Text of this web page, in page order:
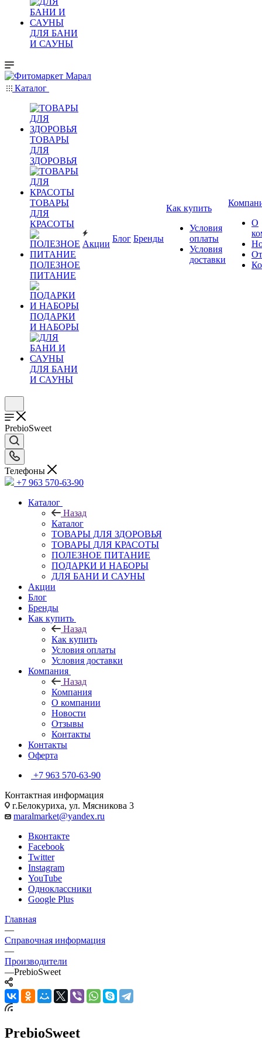
ДЛЯ БАНИ
И САУНЫ
Каталог
ТОВАРЫ
ДЛЯ
ЗДОРОВЬЯ
ТОВАРЫ
ДЛЯ
КРАСОТЫ
ПОЛЕЗНОЕ
ПИТАНИЕ
ПОДАРКИ
И НАБОРЫ
ДЛЯ БАНИ
И САУНЫ
Акции
Блог Бренды
Как купить
Условия
оплаты
Условия
доставки
О
PrebioSweet
Телефоны
+7 963 570-63-90
Каталог
Назад
Каталог
ТОВАРЫ ДЛЯ ЗДОРОВЬЯ
ТОВАРЫ ДЛЯ КРАСОТЫ
ПОЛЕЗНОЕ ПИТАНИЕ
ПОДАРКИ И НАБОРЫ
ДЛЯ БАНИ И САУНЫ
Акции
Блог
Бренды
Как купить
Назад
Как купить
Условия оплаты
Условия доставки
Компания
Назад
Компания
О компании
Новости
Отзывы
Контакты
Контакты
Оферта
+7 963 570-63-90
Контактная информация
г.Белокуриха, ул. Мясникова 3
maralmarket@yandex.ru
Вконтакте
Facebook
Twitter
Instagram
YouTube
Одноклассники
Google Plus
Главная
—
Справочная информация
—
Производители
—PrebioSweet
PrebioSweet